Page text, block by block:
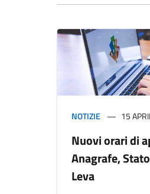
NOTIZIE 15
Nuovi orari di
Anagrafe,
Leva